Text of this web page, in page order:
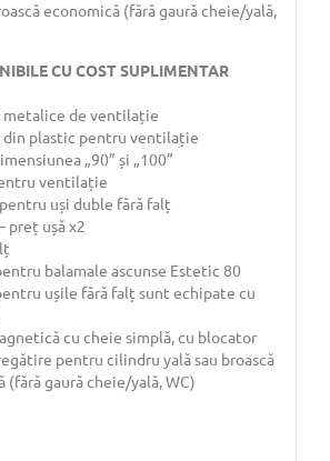
economică (fără gaură cheie/yală,
CU COST SUPLIMENTAR
metalice de ventilație
din plastic pentru ventilație
„90” și „100”
ventilație
uși duble fără falț
preț ușă x2
balamale ascunse Estetic 80
ușile fără falț sunt echipate cu
cu cheie simplă, cu blocator
pentru cilindru yală sau broască
(fără gaură cheie/yală, WC)